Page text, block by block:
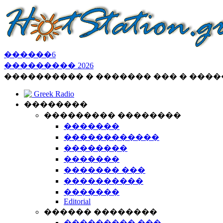
������6
��������� 2026
���������� � ������� ��� �
Greek Radio
��������
��������� ��������
�������
������������
��������
�������
������� ���
����������
�������
Editorial
������ ��������